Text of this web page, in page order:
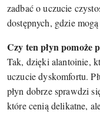
zadbać o uczucie
dostępnych, gdzie
Czy ten płyn pomoże
Tak, dzięki alantoinie,
uczucie dyskomfortu.
płyn dobrze sprawdzi
które cenią delikatne,